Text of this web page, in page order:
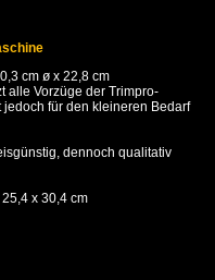
cm ø x 22,8 cm
alle Vorzüge der Trimpro-
jedoch für den kleineren Bedarf
dennoch qualitativ
x 30,4 cm